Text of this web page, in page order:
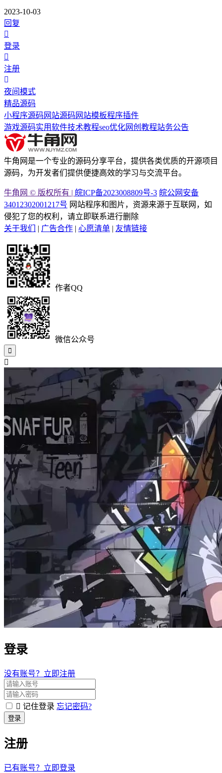
2023-10-03
回复
登录
注册
夜间模式
精品源码
小程序源码 网站源码 网站模板程序插件
游戏源码实用软件技术教程seo优化网创教程站务公告
牛角网是一个专业的源码分享平台，提供各类优质的开源项目
源码，为开发者们提供便捷高效的学习与交流平台。
牛角网 © 版权所有 | 皖ICP备2023008809号-3 皖公网安备
34012302001217号 网站程序和图片，资源来源于互联网，如
侵犯了您的权利，请立即联系进行删除
关于我们
| 广告合作 | 心愿清单 | 友情链接
作者QQ
微信公众号
登录
没有账号？立即注册
记住登录 忘记密码?
登录
注册
已有账号？立即登录